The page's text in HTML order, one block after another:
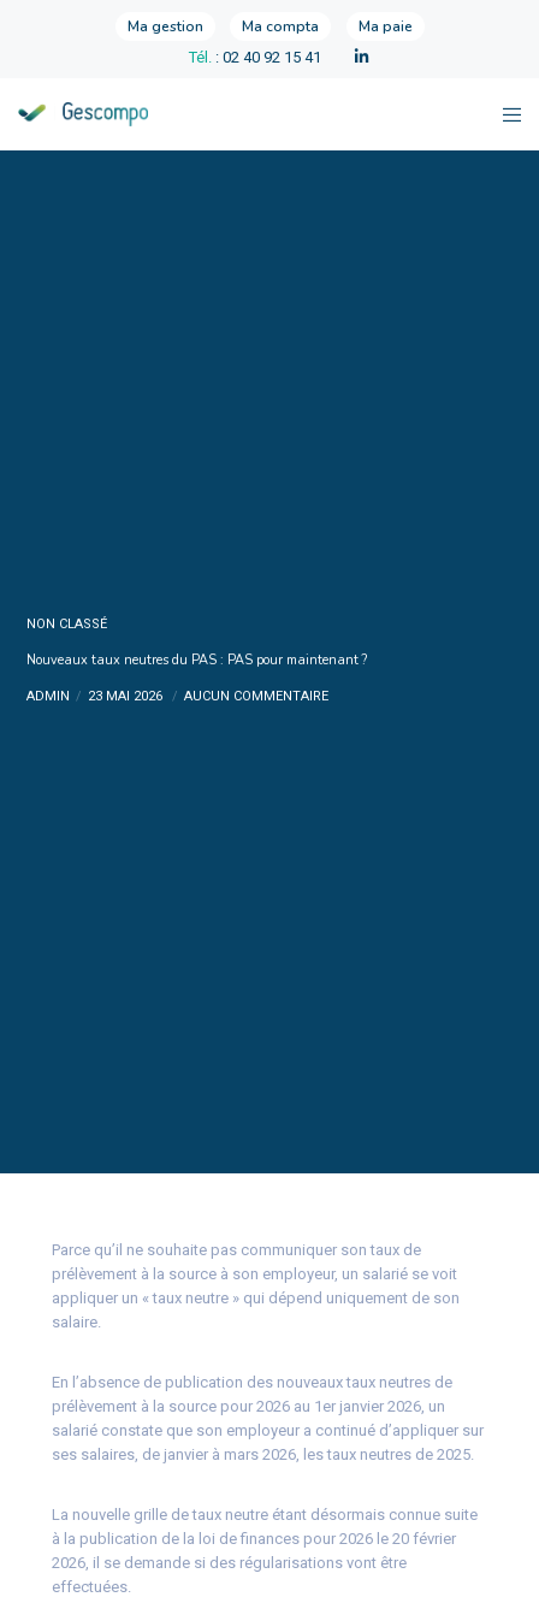
Ma gestion Ma compta Ma paie
Tél. : 02 40 92 15 41
NON CLASSÉ
Nouveaux taux neutres du PAS : PAS pour maintenant ?
ADMIN 23 MAI 2026 AUCUN COMMENTAIRE
Parce qu’il ne souhaite pas communiquer son taux de
prélèvement à la source à son employeur, un salarié se voit
appliquer un « taux neutre » qui dépend uniquement de son
salaire.
En l’absence de publication des nouveaux taux neutres de
prélèvement à la source pour 2026 au 1er janvier 2026, un
salarié constate que son employeur a continué d’appliquer sur
ses salaires, de janvier à mars 2026, les taux neutres de 2025.
La nouvelle grille de taux neutre étant désormais connue suite
à la publication de la loi de finances pour 2026 le 20 février
2026, il se demande si des régularisations vont être
effectuées.